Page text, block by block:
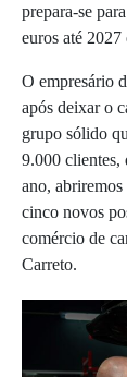
prepara-se
euros até
O empresário
após deixar o
grupo sólido
9.000 clientes,
ano,
cinco novos
comércio de
Carreto.